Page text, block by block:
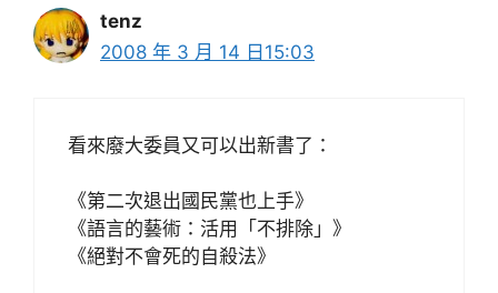
tenz
2008 年 3 月 14 日15:03
看來廢大委員又可以出新書了：
《第二次退出國民黨也上手》
《語言的藝術：活用「不排除」》
《絕對不會死的自殺法》